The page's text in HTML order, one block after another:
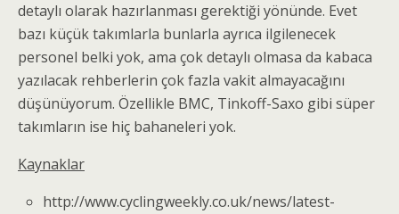
detaylı olarak hazırlanması gerektiği yönünde. Evet
bazı küçük takımlarla bunlarla ayrıca ilgilenecek
personel belki yok, ama çok detaylı olmasa da kabaca
yazılacak rehberlerin çok fazla vakit almayacağını
düşünüyorum. Özellikle BMC, Tinkoff-Saxo gibi süper
takımların ise hiç bahaneleri yok.
Kaynaklar
http://www.cyclingweekly.co.uk/news/latest-